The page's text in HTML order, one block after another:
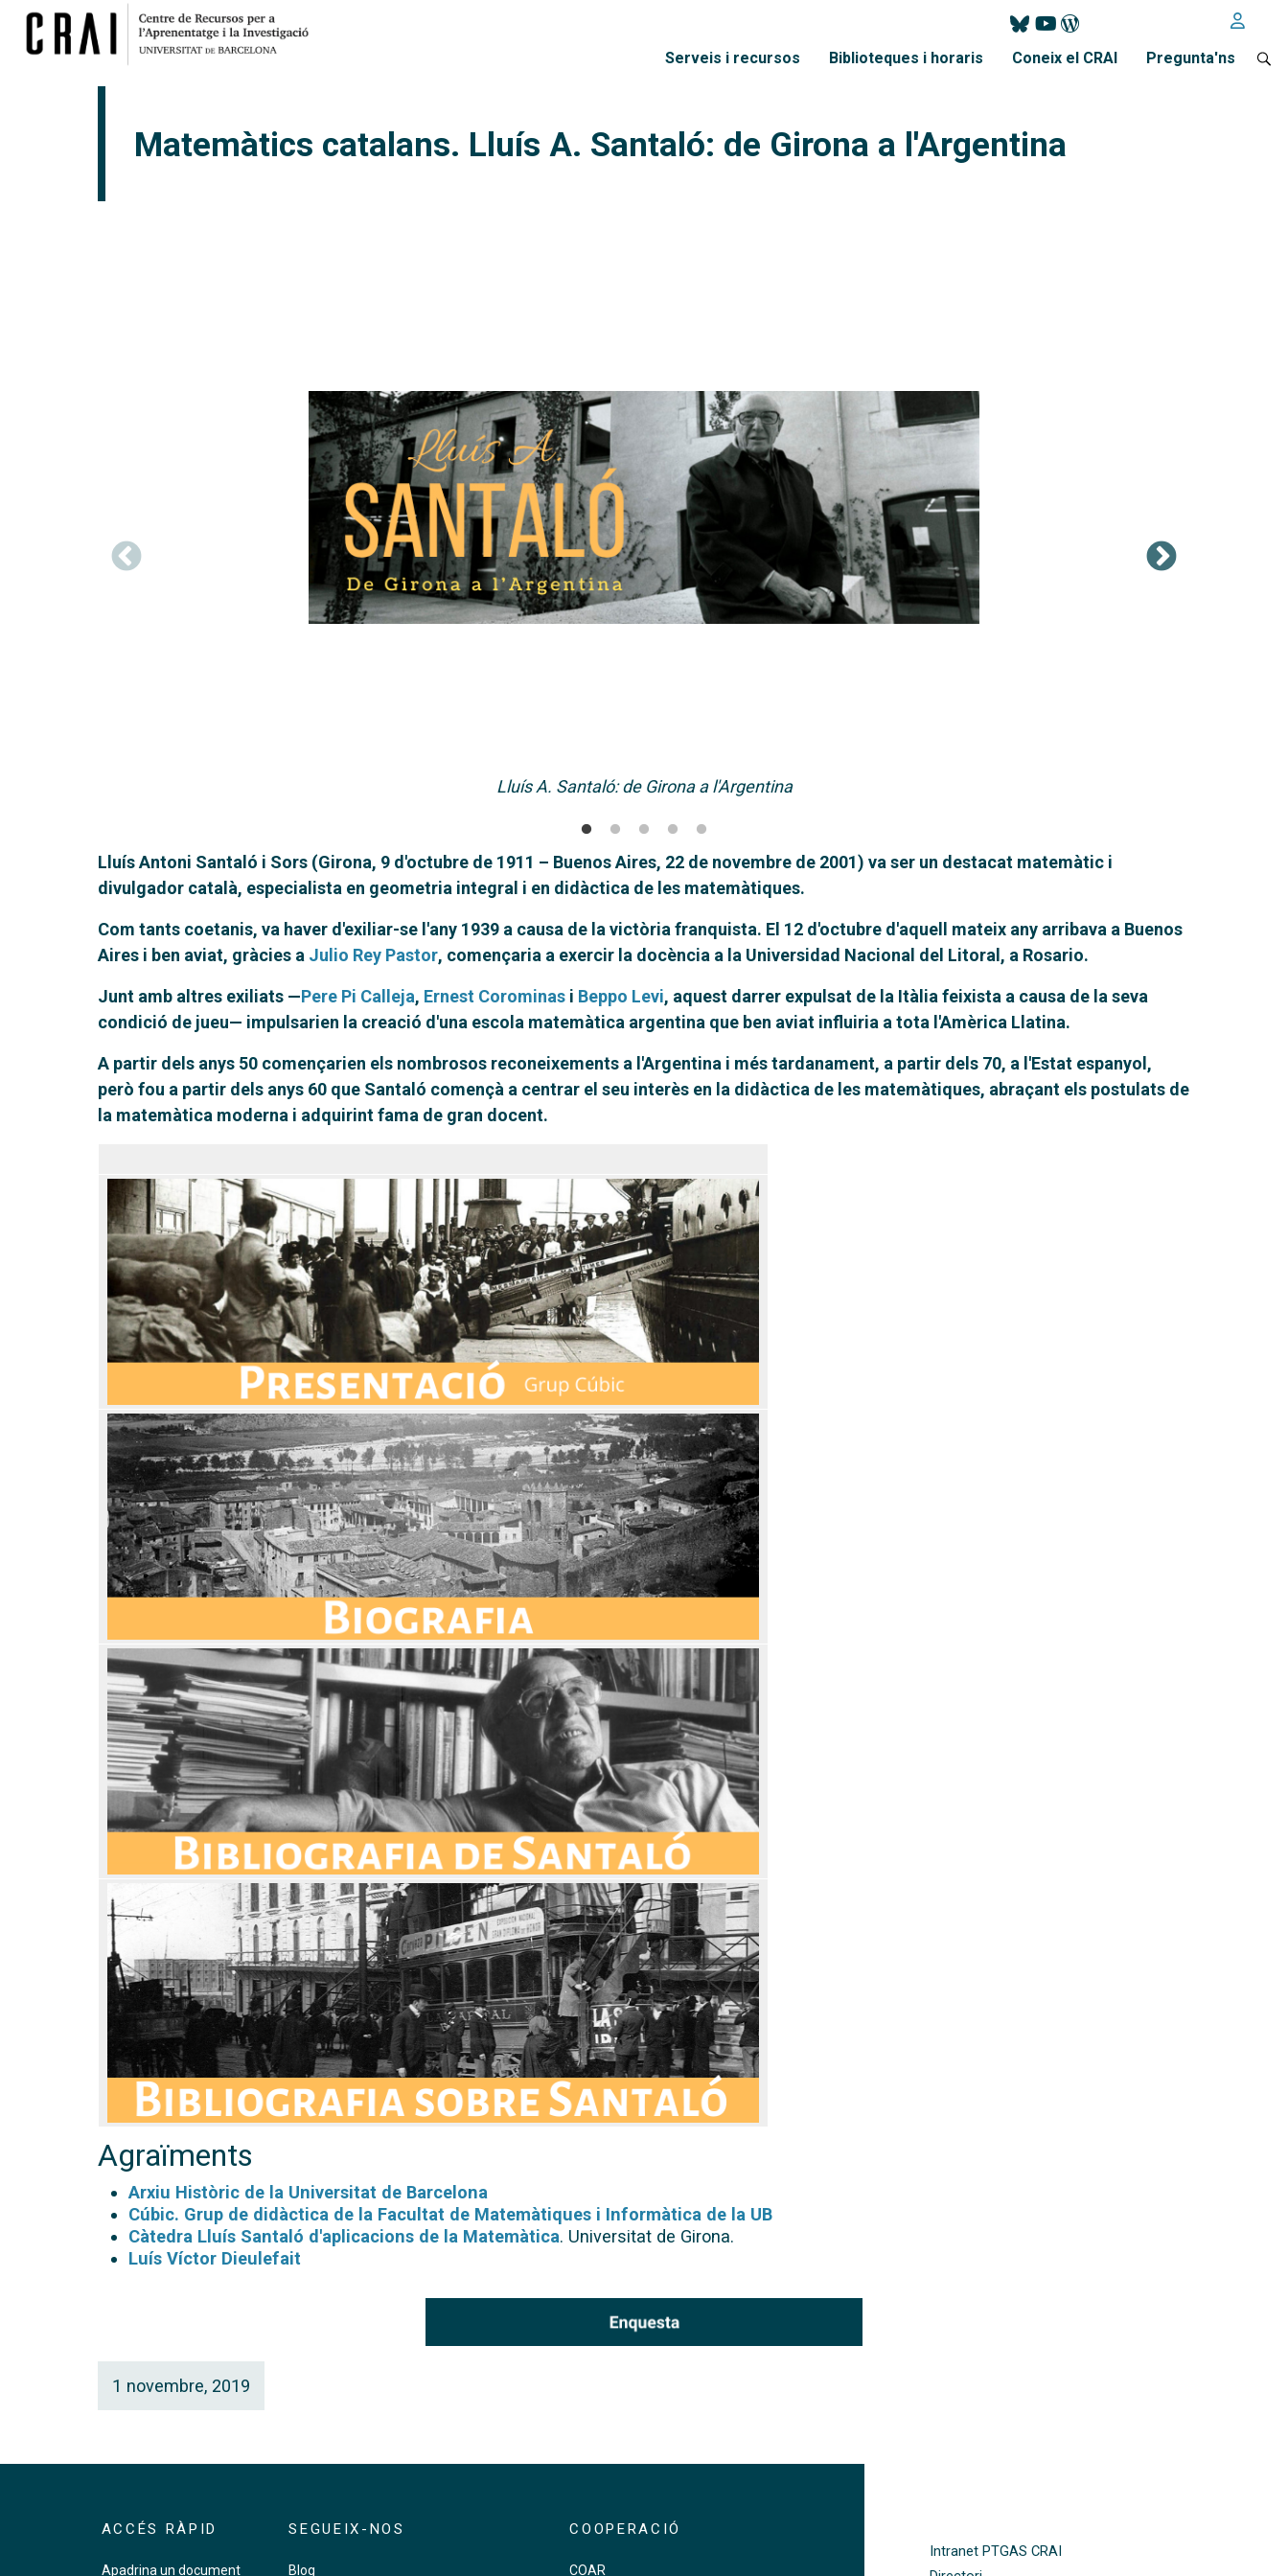
Menú principal
Serveis i recursos Biblioteques i horaris Coneix el CRAI Pregunta'ns
Matemàtics catalans. Lluís A. Santaló: de Girona a l'Argentina
Lluís A. Santaló: de Girona a l'Argentina
Lluís Antoni Santaló i Sors (Girona, 9 d'octubre de 1911 – Buenos Aires, 22 de novembre de 2001) va ser un destacat matemàtic i
divulgador català, especialista en geometria integral i en didàctica de les matemàtiques.
Com tants coetanis, va haver d'exiliar-se l'any 1939 a causa de la victòria franquista. El 12 d'octubre d'aquell mateix any arribava a Buenos
Aires i ben aviat, gràcies a Julio Rey Pastor, començaria a exercir la docència a la Universidad Nacional del Litoral, a Rosario.
Junt amb altres exiliats —Pere Pi Calleja, Ernest Corominas i Beppo Levi, aquest darrer expulsat de la Itàlia feixista a causa de la seva
condició de jueu— impulsarien la creació d'una escola matemàtica argentina que ben aviat influiria a tota l'Amèrica Llatina.
A partir dels anys 50 començarien els nombrosos reconeixements a l'Argentina i més tardanament, a partir dels 70, a l'Estat espanyol,
però fou a partir dels anys 60 que Santaló començà a centrar el seu interès en la didàctica de les matemàtiques, abraçant els postulats de
la matemàtica moderna i adquirint fama de gran docent.
Agraïments
Arxiu Històric de la Universitat de Barcelona
Cúbic. Grup de didàctica de la Facultat de Matemàtiques i Informàtica de la UB
Càtedra Lluís Santaló d'aplicacions de la Matemàtica. Universitat de Girona.
Luís Víctor Dieulefait
1 novembre, 2019
ACCÉS RÀPID
Apadrina un document
SEGUEIX-NOS
Blog
COOPERACIÓ
COAR
Intranet PTGAS CRAI